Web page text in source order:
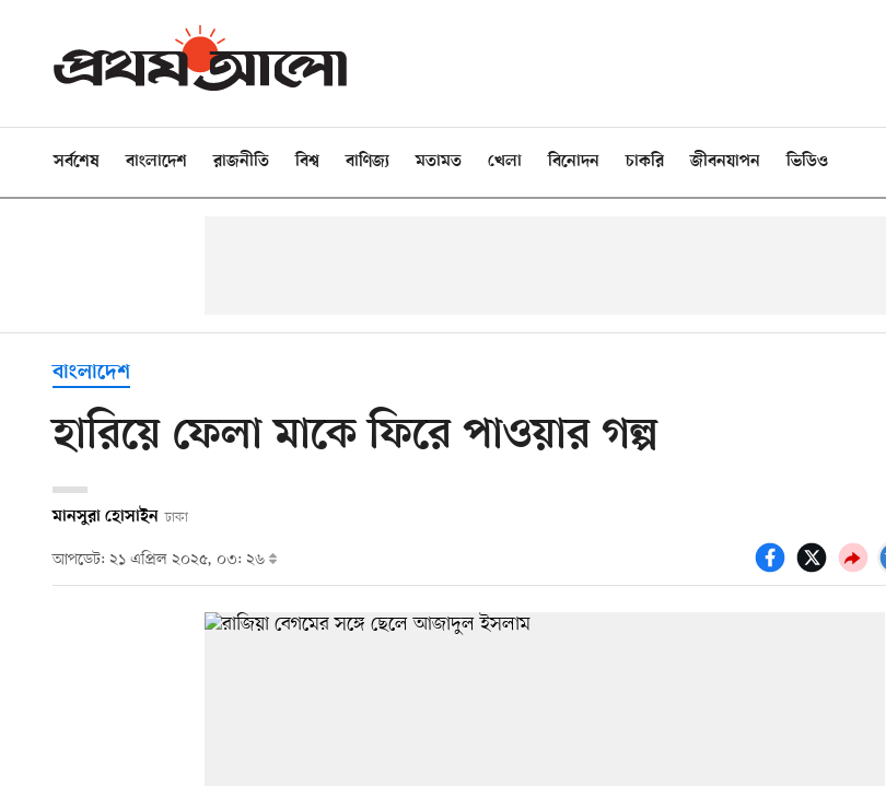
সর্বশেষ বাংলাদেশ রাজনীতি বিশ্ব বাণিজ্য মতামত খেলা বিনোদন চাকরি জীবনযাপন ভিডিও
বাংলাদেশ
হারিয়ে ফেলা মাকে ফিরে পাওয়ার গল্প
মানসুরা হোসাইন ঢাকা
আপডেট: ২১ এপ্রিল ২০২৫, ০৩: ২৬